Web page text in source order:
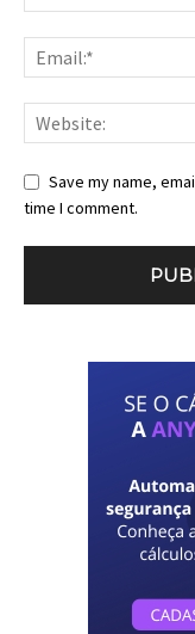
Save my name,
time I comment.